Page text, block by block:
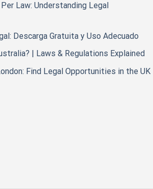
Law: Understanding Legal
Descarga Gratuita y Uso Adecuado
| Laws & Regulations Explained
Find Legal Opportunities in the UK